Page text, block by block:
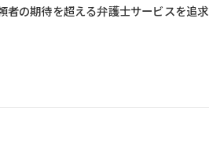
者の期待を超える弁護士サービスを追求